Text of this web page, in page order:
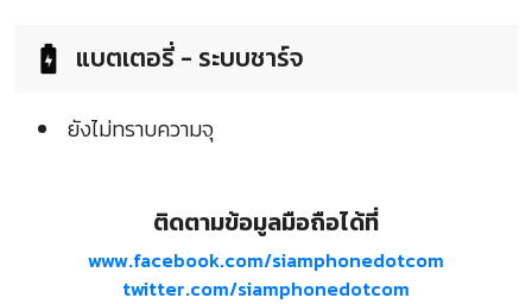
แบตเตอรี่ - ระบบชาร์จ
ยังไม่ทราบความจุ
ติดตามข้อมูลมือถือได้ที่
www.facebook.com/siamphonedotcom
twitter.com/siamphonedotcom